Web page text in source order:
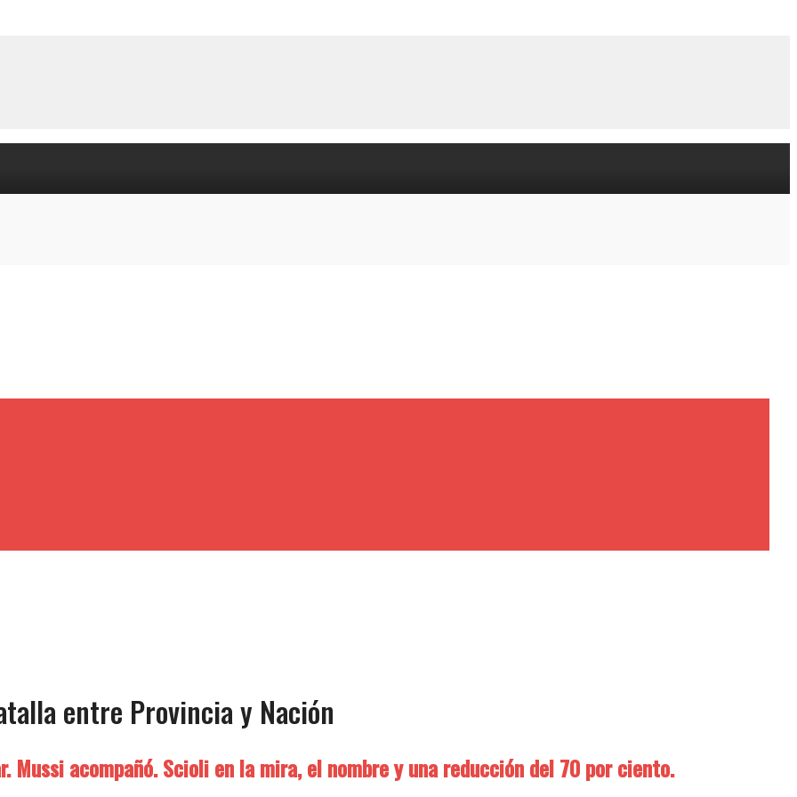
entre Provincia y Nación
acompañó. Scioli en la mira, el nombre y una reducción del 70 por ciento.